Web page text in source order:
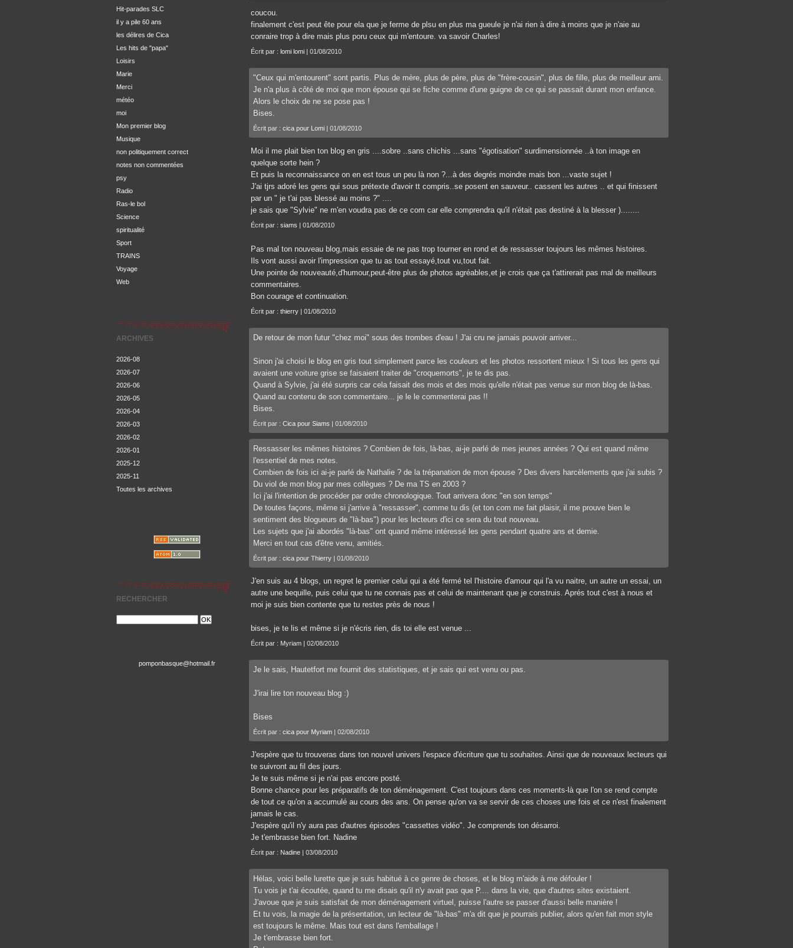
Hit-parades SLC
il y a pile 60 ans
les délires de Cica
Les hits de "papa"
Loisirs
Marie
Merci
météo
moi
Mon premier blog
Musique
non politiquement correct
notes non commentées
psy
Radio
Ras-le bol
Science
spiritualité
Sport
TRAINS
Voyage
Web
ARCHIVES
2026-08
2026-07
2026-06
2026-05
2026-04
2026-03
2026-02
2026-01
2025-12
2025-11
Toutes les archives
RECHERCHER
pomponbasque@hotmail.fr
coucou.
finalement c'est peut ête pour ela que je ferme de plsu en plus ma gueule je n'ai rien à dire à moins que je n'aie au
conraire trop à dire mais plus poru ceux qui m'entoure. va savoir Charles!
Écrit par : lomi lomi | 01/08/2010
"Ceux qui m'entourent" sont partis. Plus de mère, plus de père, plus de "frère-cousin", plus de fille, plus de meilleur ami.
Je n'a plus à côté de moi que mon épouse qui se fiche comme d'une guigne de ce qui se passait durant mon enfance.
Alors le choix de ne se pose pas !
Bises.
Écrit par : cica pour Lomi | 01/08/2010
Moi il me plait bien ton blog en gris ....sobre ..sans chichis ...sans "égotisation" surdimensionnée ..à ton image en
quelque sorte hein ?
Et puis la reconnaissance on en est tous un peu là non ?...à des degrés moindre mais bon ...vaste sujet !
J'ai tjrs adoré les gens qui sous prétexte d'avoir tt compris..se posent en sauveur.. cassent les autres .. et qui finissent
par un " je t'ai pas blessé au moins ?" ....
je sais que "Sylvie" ne m'en voudra pas de ce com car elle comprendra qu'il n'était pas destiné à la blesser )........
Écrit par : siams | 01/08/2010
Pas mal ton nouveau blog,mais essaie de ne pas trop tourner en rond et de ressasser toujours les mêmes histoires.
Ils vont aussi avoir l'impression que tu as tout essayé,tout vu,tout fait.
Une pointe de nouveauté,d'humour,peut-être plus de photos agréables,et je crois que ça t'attirerait pas mal de meilleurs
commentaires.
Bon courage et continuation.
Écrit par : thierry | 01/08/2010
De retour de mon futur "chez moi" sous des trombes d'eau ! J'ai cru ne jamais pouvoir arriver...
Sinon j'ai choisi le blog en gris tout simplement parce les couleurs et les photos ressortent mieux ! Si tous les gens qui
avaient une voiture grise se faisaient traiter de "croquemorts", je te dis pas.
Quand à Sylvie, j'ai été surpris car cela faisait des mois et des mois qu'elle n'était pas venue sur mon blog de là-bas.
Quand au contenu de son commentaire... je le le commenterai pas !!
Bises.
Écrit par : Cica pour Siams | 01/08/2010
Ressasser les mêmes histoires ? Combien de fois, là-bas, ai-je parlé de mes jeunes années ? Qui est quand même
l'essentiel de mes notes.
Combien de fois ici ai-je parlé de Nathalie ? de la trépanation de mon épouse ? Des divers harcèlements que j'ai subis ?
Du viol de mon blog par mes collègues ? De ma TS en 2003 ?
Ici j'ai l'intention de procéder par ordre chronologique. Tout arrivera donc "en son temps"
De toutes façons, même si j'arrive à "ressasser", comme tu dis (et ton com me fait plaisir, il me prouve bien le
sentiment des blogueurs de "là-bas") pour les lecteurs d'ici ce sera du tout nouveau.
Les sujets que j'ai abordés "là-bas" ont quand même intéressé les gens pendant quatre ans et demie.
Merci en tout cas d'être venu, amitiés.
Écrit par : cica pour Thierry | 01/08/2010
J'en suis au 4 blogs, un regret le premier celui qui a été fermé tel l'histoire d'amour qui l'a vu naitre, un autre un essai, un
autre une bequille, puis celui que tu ne connais pas et celui de maintenant que je construis. Aprés tout c'est à nous et
moi je suis bien contente que tu restes près de nous !
bises, je te lis et même si je n'écris rien, dis toi elle est venue ...
Écrit par : Myriam | 02/08/2010
Je le sais, Hautetfort me fournit des statistiques, et je sais qui est venu ou pas.
J'irai lire ton nouveau blog :)
Bises
Écrit par : cica pour Myriam | 02/08/2010
J'espère que tu trouveras dans ton nouvel univers l'espace d'écriture que tu souhaites. Ainsi que de nouveaux lecteurs qui
te suivront au fil des jours.
Je te suis même si je n'ai pas encore posté.
Bonne chance pour les préparatifs de ton déménagement. C'est toujours dans ces moments-là que l'on se rend compte
de tout ce qu'on a accumulé au cours des ans. On pense qu'on va se servir de ces choses une fois et ce n'est finalement
jamais le cas.
J'espère qu'il n'y aura pas d'autres épisodes "cassettes vidéo". Je comprends ton désarroi.
Je t'embrasse bien fort. Nadine
Écrit par : Nadine | 03/08/2010
Hélas, voici belle lurette que je suis habitué à ce genre de choses, et le blog m'aide à me défouler !
Tu vois je t'ai écoutée, quand tu me disais qu'il n'y avait pas que P.... dans la vie, que d'autres sites existaient.
J'avoue que je suis satisfait de mon déménagement virtuel, puisse l'autre se passer d'aussi belle manière !
Et tu vois, la magie de la présentation, un lecteur de "là-bas" m'a dit que je pourrais publier, alors qu'en fait mon style
est toujours le même. Mais tout est dans l'emballage !
Je t'embrasse bien fort.